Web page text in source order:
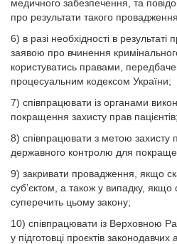
медичного забезпечення, та
про результати такого
6) в разі необхідності в результаті
заявою про вчинення
користуватись правами,
процесуальним кодексом України;
7) співпрацювати із органами
покращення захисту прав пацієнтів;
8) співпрацювати з метою захисту
державного контролю для
9) закривати провадження, якщо
суб’єктом, а також у випадку,
суперечить цьому закону;
10) співпрацювати із Верховною
у підготовці проєктів